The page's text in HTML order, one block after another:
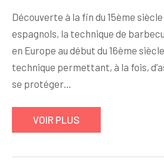
Découverte à la fin du 15ème
espagnols, la technique de
en Europe au début du 16ème
technique permettant, à la fois,
se protéger…
VOIR PLUS